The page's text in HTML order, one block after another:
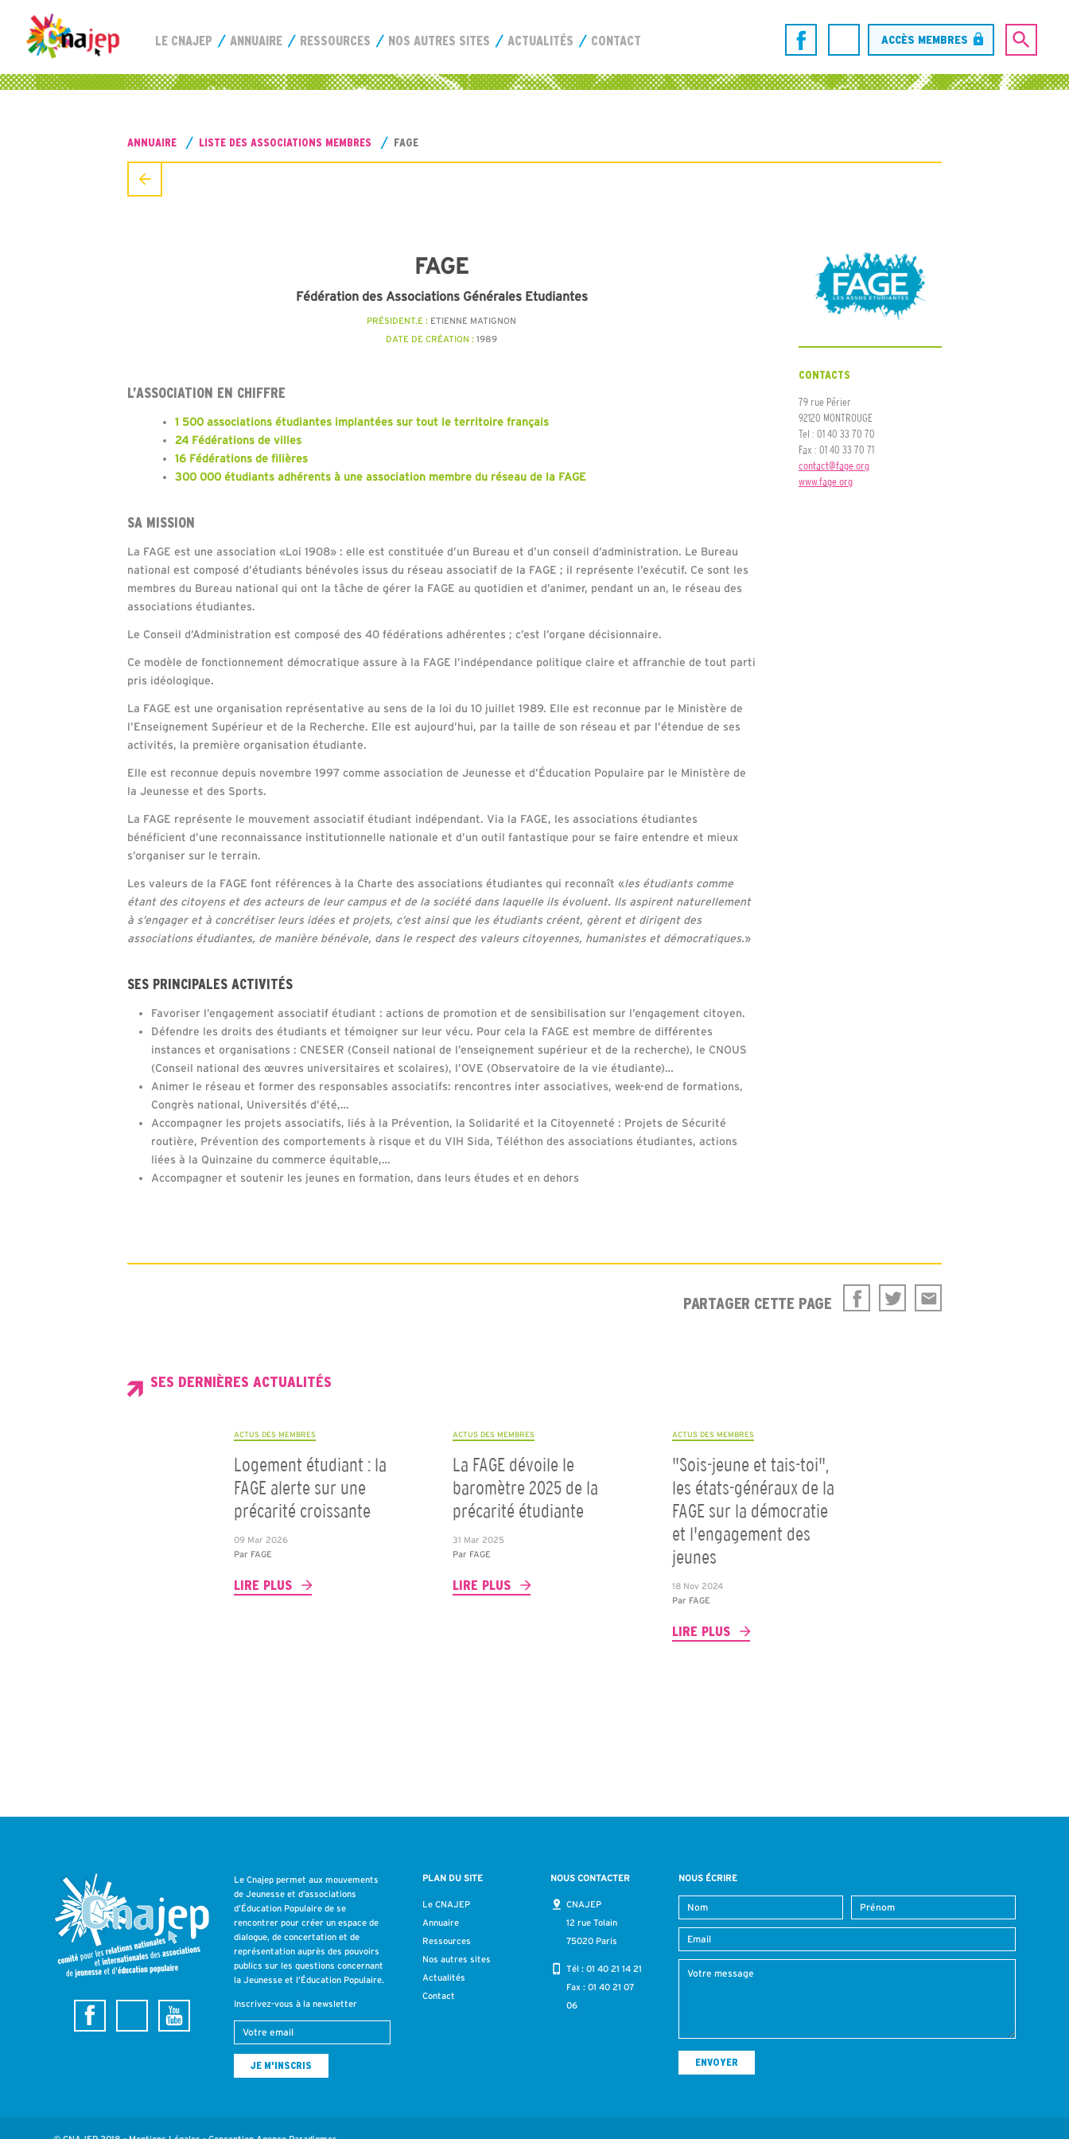
LE CNAJEP ANNUAIRE RESSOURCES NOS AUTRES SITES ACTUALITÉS CONTACT ACCÈS MEMBRES
ANNUAIRE LISTE DES ASSOCIATIONS MEMBRES FAGE
FAGE
Fédération des Associations Générales Etudiantes
PRÉSIDENT.E : ETIENNE MATIGNON
DATE DE CRÉATION : 1989
L’ASSOCIATION EN CHIFFRE
1 500 associations étudiantes implantées sur tout le territoire français
24 Fédérations de villes
16 Fédérations de filières
300 000 étudiants adhérents à une association membre du réseau de la FAGE
SA MISSION
La FAGE est une association «Loi 1908» : elle est constituée d’un Bureau et d’un conseil d’administration. Le Bureau
national est composé d’étudiants bénévoles issus du réseau associatif de la FAGE ; il représente l’exécutif. Ce sont les
membres du Bureau national qui ont la tâche de gérer la FAGE au quotidien et d’animer, pendant un an, le réseau des
associations étudiantes.
Le Conseil d’Administration est composé des 40 fédérations adhérentes ; c’est l’organe décisionnaire.
Ce modèle de fonctionnement démocratique assure à la FAGE l’indépendance politique claire et affranchie de tout parti
pris idéologique.
La FAGE est une organisation représentative au sens de la loi du 10 juillet 1989. Elle est reconnue par le Ministère de
l’Enseignement Supérieur et de la Recherche. Elle est aujourd’hui, par la taille de son réseau et par l’étendue de ses
activités, la première organisation étudiante.
Elle est reconnue depuis novembre 1997 comme association de Jeunesse et d’Éducation Populaire par le Ministère de
la Jeunesse et des Sports.
La FAGE représente le mouvement associatif étudiant indépendant. Via la FAGE, les associations étudiantes
bénéficient d’une reconnaissance institutionnelle nationale et d’un outil fantastique pour se faire entendre et mieux
s’organiser sur le terrain.
Les valeurs de la FAGE font références à la Charte des associations étudiantes qui reconnaît «les étudiants comme
étant des citoyens et des acteurs de leur campus et de la société dans laquelle ils évoluent. Ils aspirent naturellement
à s’engager et à concrétiser leurs idées et projets, c’est ainsi que les étudiants créent, gèrent et dirigent des
associations étudiantes, de manière bénévole, dans le respect des valeurs citoyennes, humanistes et démocratiques.»
SES PRINCIPALES ACTIVITÉS
Favoriser l’engagement associatif étudiant : actions de promotion et de sensibilisation sur l’engagement citoyen.
Défendre les droits des étudiants et témoigner sur leur vécu. Pour cela la FAGE est membre de différentes
instances et organisations : CNESER (Conseil national de l’enseignement supérieur et de la recherche), le CNOUS
(Conseil national des œuvres universitaires et scolaires), l’OVE (Observatoire de la vie étudiante)…
Animer le réseau et former des responsables associatifs: rencontres inter associatives, week-end de formations,
Congrès national, Universités d’été,…
Accompagner les projets associatifs, liés à la Prévention, la Solidarité et la Citoyenneté : Projets de Sécurité
routière, Prévention des comportements à risque et du VIH Sida, Téléthon des associations étudiantes, actions
liées à la Quinzaine du commerce équitable,…
Accompagner et soutenir les jeunes en formation, dans leurs études et en dehors
CONTACTS
79 rue Périer
92120 MONTROUGE
Tel : 01 40 33 70 70
Fax : 01 40 33 70 71
contact@fage.org
www.fage.org
PARTAGER CETTE PAGE
SES DERNIÈRES ACTUALITÉS
ACTUS DES MEMBRES
Logement étudiant : la
FAGE alerte sur une
précarité croissante
09 Mar 2026
Par FAGE
LIRE PLUS
ACTUS DES MEMBRES
La FAGE dévoile le
baromètre 2025 de la
précarité étudiante
31 Mar 2025
Par FAGE
LIRE PLUS
ACTUS DES MEMBRES
"Sois-jeune et tais-toi",
les états-généraux de la
FAGE sur la démocratie
et l'engagement des
jeunes
18 Nov 2024
Par FAGE
LIRE PLUS
Le Cnajep permet aux mouvements
de Jeunesse et d’associations
d’Éducation Populaire de se
rencontrer pour créer un espace de
dialogue, de concertation et de
représentation auprès des pouvoirs
publics sur les questions concernant
la Jeunesse et l’Éducation Populaire.
Inscrivez-vous à la newsletter
PLAN DU SITE
Le CNAJEP
Annuaire
Ressources
Nos autres sites
Actualités
Contact
NOUS CONTACTER
CNAJEP
12 rue Tolain
75020 Paris
Tél : 01 40 21 14 21
Fax : 01 40 21 07
06
NOUS ÉCRIRE